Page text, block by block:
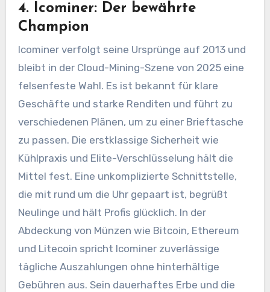
4. Icominer: Der bewährte
Champion
Icominer verfolgt seine Ursprünge auf 2013 und
bleibt in der Cloud-Mining-Szene von 2025 eine
felsenfeste Wahl. Es ist bekannt für klare
Geschäfte und starke Renditen und führt zu
verschiedenen Plänen, um zu einer Brieftasche
zu passen. Die erstklassige Sicherheit wie
Kühlpraxis und Elite-Verschlüsselung hält die
Mittel fest. Eine unkomplizierte Schnittstelle,
die mit rund um die Uhr gepaart ist, begrüßt
Neulinge und hält Profis glücklich. In der
Abdeckung von Münzen wie Bitcoin, Ethereum
und Litecoin spricht Icominer zuverlässige
tägliche Auszahlungen ohne hinterhältige
Gebühren aus. Sein dauerhaftes Erbe und die